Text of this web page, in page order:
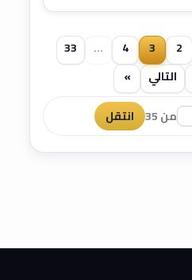
2
3
4
...
33
التالي
»
من 35 انتقل